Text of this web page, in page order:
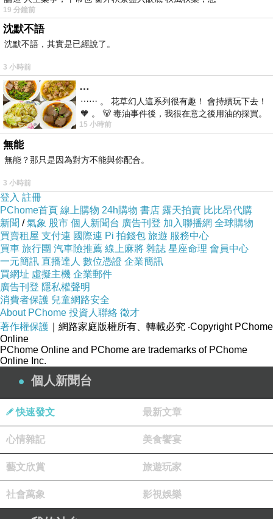
直到1989侯孝賢導演拍攝電影《悲情城市》在九
份取景由梁朝偉主演
尼斯影展的最佳影片後,因其獨特的舊式建築、坡
地及風情,再度帶來繁榮
導遊的故事
早年九份是採樟樹煮樟腦為業的地方,共搭了九個
19 分鐘前
沈默不語
沈默不語，其實是已經說了。
3 小時前
…
⋯⋯ 。 花草幻人這系列很有趣！ 會持續玩下去！
🧡 。 🐻 毒油事件後，我很在意之後用油的採買。
前天購買了我之前就很愛
15 小時前
無能
無能？那只是因為對方不能與你配合。
3 小時前
登入 註冊
PChome首頁 線上購物 24h購物 書店 露天拍賣 比比昂代購
新聞 /氣象 股市 個人新聞台 廣告刊登 加入聯播網 全球購物
買賣租屋 支付連 國際連 Pi 拍錢包 旅遊 服務中心
買車 旅行團 汽車險推薦 線上麻將 雜誌 星座命理 會員中心
一元簡訊 直播達人 數位憑證 企業簡訊
買網址 虛擬主機 企業郵件
廣告刊登 隱私權聲明
消費者保護 兒童網路安全
About PChome 投資人聯絡 徵才
著作權保護 ｜網路家庭版權所有、轉載必究 ‧Copyright PChome
Online
PChome Online and PChome are trademarks of PChome
Online Inc.
個人新聞台
快速發文 最新文章
心情雜記 美食饗宴
藝文欣賞 旅遊玩家
社會萬象 影視娛樂